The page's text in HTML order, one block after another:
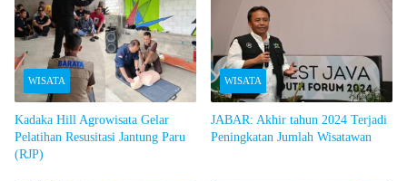
WISATA
Kadaka Hill Agrowisata Gelar
Pelatihan Resusitasi Jantung Paru
(RJP)
WISATA
JABAR: Akhir tahun 2024 Terjadi
Peningkatan Jumlah Wisatawan